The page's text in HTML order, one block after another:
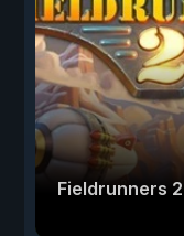
Fieldrunners 2